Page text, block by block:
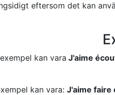
eftersom det kan
kan vara J'aime
kan vara: J'aime faire